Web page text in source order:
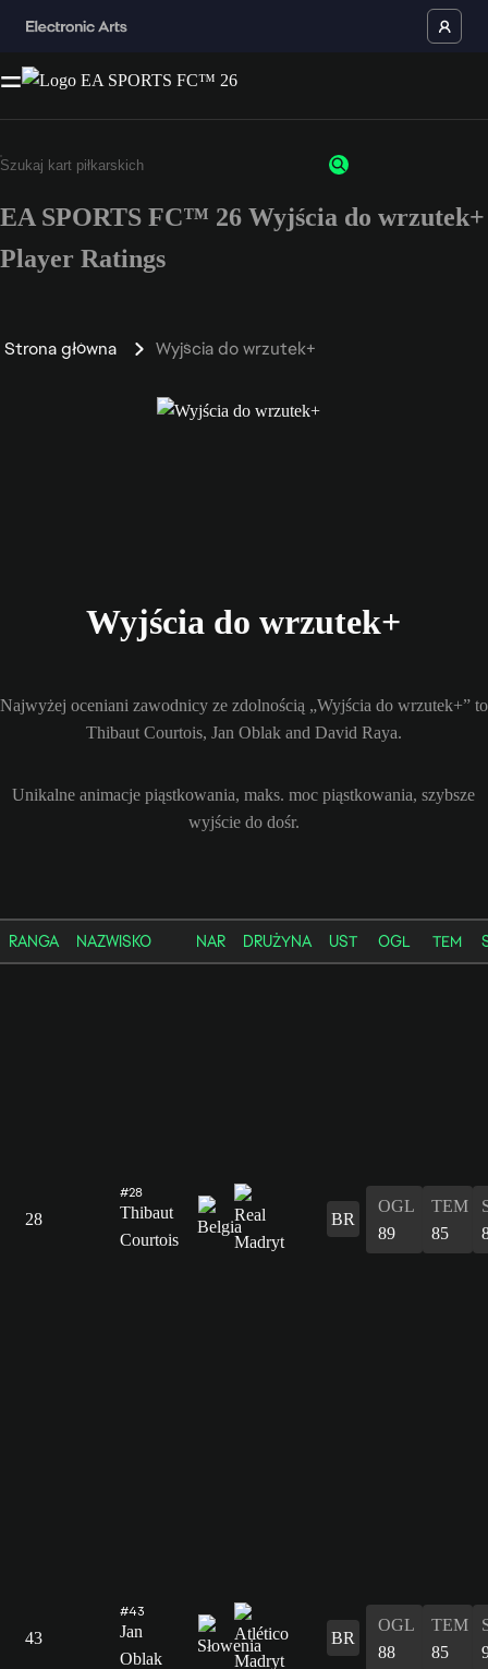
EA SPORTS FC™ 26 Wyjścia do wrzutek+
Player Ratings
Strona główna Wyjścia do wrzutek+
Wyjścia do wrzutek+
Najwyżej oceniani zawodnicy ze zdolnością „Wyjścia do wrzutek+” to
Thibaut Courtois, Jan Oblak and David Raya.
Unikalne animacje piąstkowania, maks. moc piąstkowania, szybsze
wyjście do dośr.
RANGA NAZWISKO NAR DRUŻYNA UST OGL TEM
28
#28
Thibaut
Courtois
BR
OGL
89
TEM
85
43
#43
Jan
Oblak
BR
OGL
88
TEM
85